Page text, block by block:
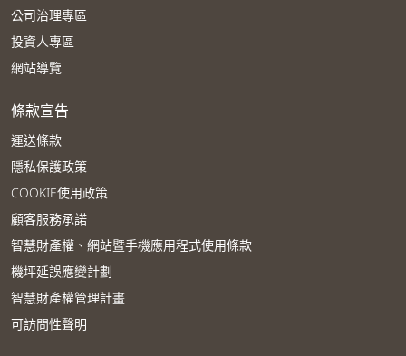
公司治理專區
投資人專區
網站導覽
條款宣告
運送條款
隱私保護政策
COOKIE使用政策
顧客服務承諾
智慧財產權、網站暨手機應用程式使用條款
機坪延誤應變計劃
智慧財產權管理計畫
可訪問性聲明